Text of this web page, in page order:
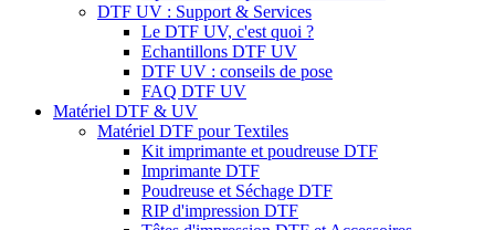
DTF UV : Support & Services
Le DTF UV, c'est quoi ?
Echantillons DTF UV
DTF UV : conseils de pose
FAQ DTF UV
Matériel DTF & UV
Matériel DTF pour Textiles
Kit imprimante et poudreuse DTF
Imprimante DTF
Poudreuse et Séchage DTF
RIP d'impression DTF